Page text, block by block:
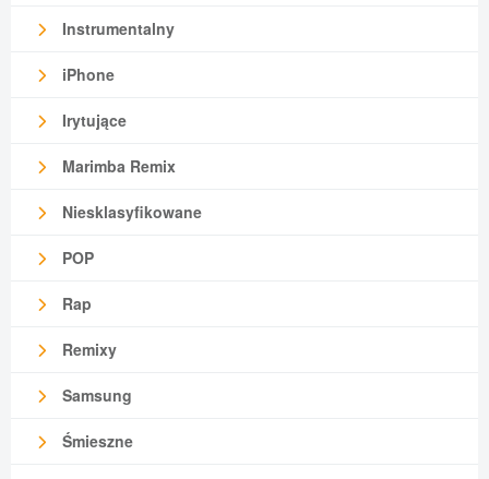
Instrumentalny
iPhone
Irytujące
Marimba Remix
Niesklasyfikowane
POP
Rap
Remixy
Samsung
Śmieszne